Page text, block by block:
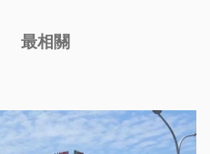
最相關